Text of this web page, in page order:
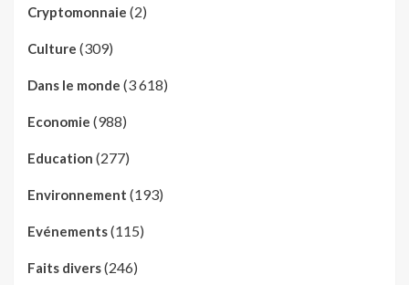
Cryptomonnaie (2)
Culture (309)
Dans le monde (3 618)
Economie (988)
Education (277)
Environnement (193)
Evénements(115)
Faits divers(246)